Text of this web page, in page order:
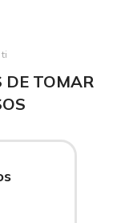
DE TOMAR